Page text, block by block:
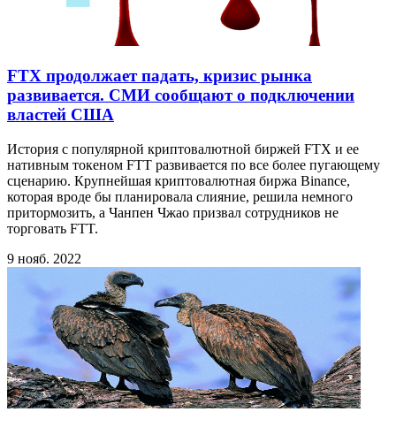
FTX продолжает падать, кризис рынка
развивается. СМИ сообщают о подключении
властей США
История с популярной криптовалютной биржей FTX и ее
нативным токеном FTT развивается по все более пугающему
сценарию. Крупнейшая криптовалютная биржа Binance,
которая вроде бы планировала слияние, решила немного
притормозить, а Чанпен Чжао призвал сотрудников не
торговать FTT.
9 нояб. 2022